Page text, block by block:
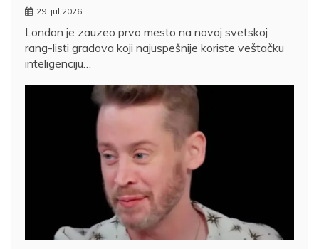
29. jul 2026.
London je zauzeo prvo mesto na novoj svetskoj
rang-listi gradova koji najuspešnije koriste veštačku
inteligenciju…